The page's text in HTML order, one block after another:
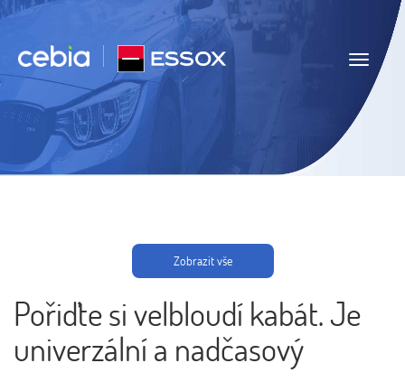
Navigace
Zobrazit vše
Pořiďte si velbloudí kabát. Je
univerzální a nadčasový